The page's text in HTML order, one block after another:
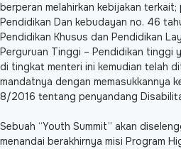
berperan melahirkan kebijakan
Pendidikan Dan kebudayan no. 46
Pendidikan Khusus dan Pendidikan
Perguruan Tinggi – Pendidikan tinggi
di tingkat menteri ini kemudian telah
mandatnya dengan memasukkannya
8/2016 tentang penyandang
Sebuah “Youth Summit” akan
menandai berakhirnya misi Program